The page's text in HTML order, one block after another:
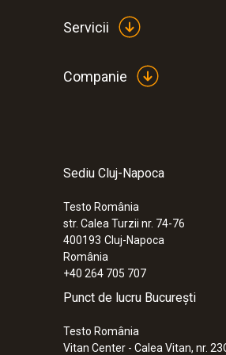
:0572 9320
Servicii
Companie
Sediu Cluj-Napoca
Testo România
str. Calea Turzii nr. 74-76
400193 Cluj-Napoca
România
+40 264 705 707
Punct de lucru București
Testo România
Vitan Center - Calea Vitan, nr.